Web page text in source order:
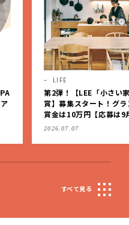
LIFE
第2弾！【LEE「小さい家
賞】募集スタート！グラン
賞金は10万円【応募は9月
（日）まで】
2026.07.07
すべて見る